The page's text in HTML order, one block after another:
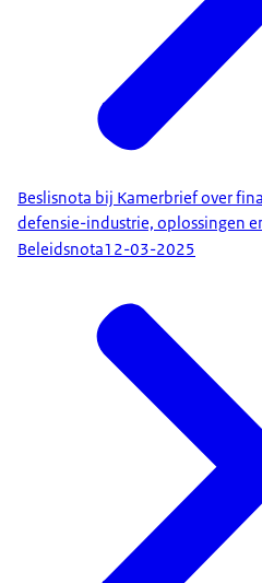
Beslisnota bij Kamerbrief over
defensie-industrie, oplossingen
Beleidsnota12-03-2025